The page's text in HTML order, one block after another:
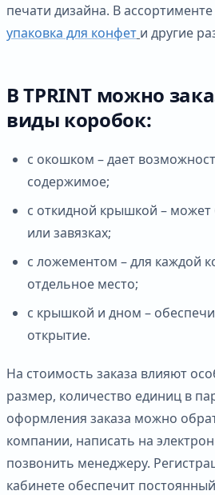
печати дизайна. В ассортименте
упаковка для конфет и другие
В TPRINT можно
виды коробок:
с окошком – дает
содержимое;
с откидной крышкой – может
или завязках;
с ложементом – для каждой
отдельное место;
с крышкой и дном –
открытие.
На стоимость заказа влияют
размер, количество единиц в
оформления заказа можно
компании, написать на
позвонить менеджеру.
кабинете обеспечит